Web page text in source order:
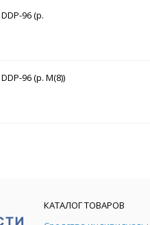
96 (р.
96 (р. M(8))
КАТАЛОГ ТОВАРОВ